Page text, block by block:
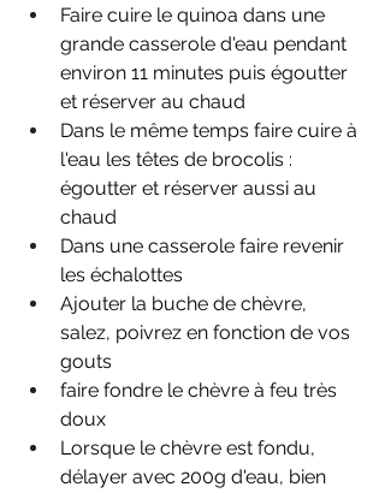
Faire cuire le quinoa dans une
grande casserole d'eau pendant
environ 11 minutes puis égoutter
et réserver au chaud
Dans le même temps faire cuire à
l'eau les têtes de brocolis :
égoutter et réserver aussi au
chaud
Dans une casserole faire revenir
les échalottes
Ajouter la buche de chèvre,
salez, poivrez en fonction de vos
gouts
faire fondre le chèvre à feu très
doux
Lorsque le chèvre est fondu,
délayer avec 200g d'eau, bien